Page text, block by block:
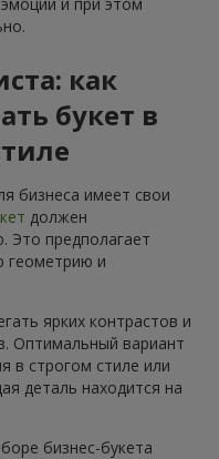
как
букет в
бизнеса имеет свои
должен
Это предполагает
геометрию и
ярких контрастов и
Оптимальный вариант
в строгом стиле или
деталь находится на
бизнес-букета